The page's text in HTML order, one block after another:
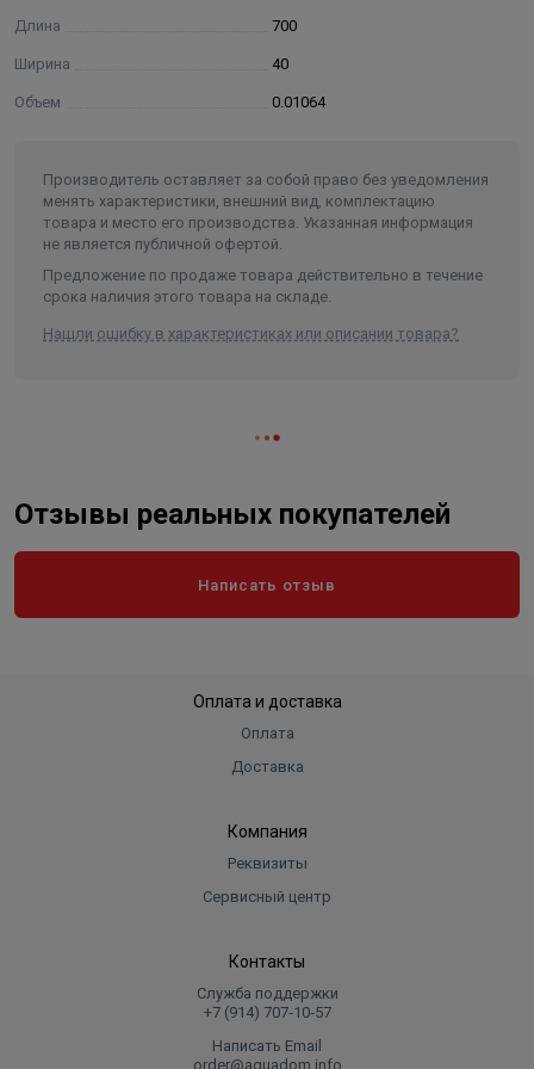
Длина 700
Ширина 40
Объем 0.01064
Производитель оставляет за собой право без уведомления
менять характеристики, внешний вид, комплектацию
товара и место его производства. Указанная информация
не является публичной офертой.
Предложение по продаже товара действительно в течение
срока наличия этого товара на складе.
Нашли ошибку в характеристиках или описании товара?
Отзывы реальных покупателей
Написать отзыв
Оплата и доставка
Оплата
Доставка
Компания
Реквизиты
Сервисный центр
Контакты
Служба поддержки
+7 (914) 707‑10‑57
Написать Email
order@aquadom.info